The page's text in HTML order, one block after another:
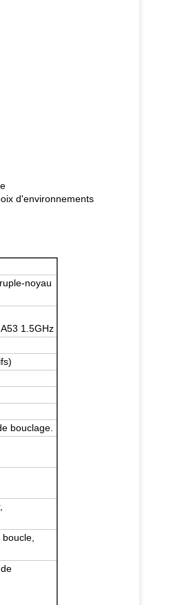
d'environnements
noyau
1.5GHz
bouclage.